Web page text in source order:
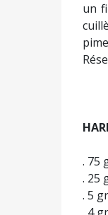
un
. 75
. 25
. 5